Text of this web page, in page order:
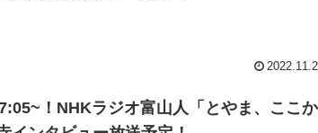
！NHKラジオ富山人「とやま、ここか